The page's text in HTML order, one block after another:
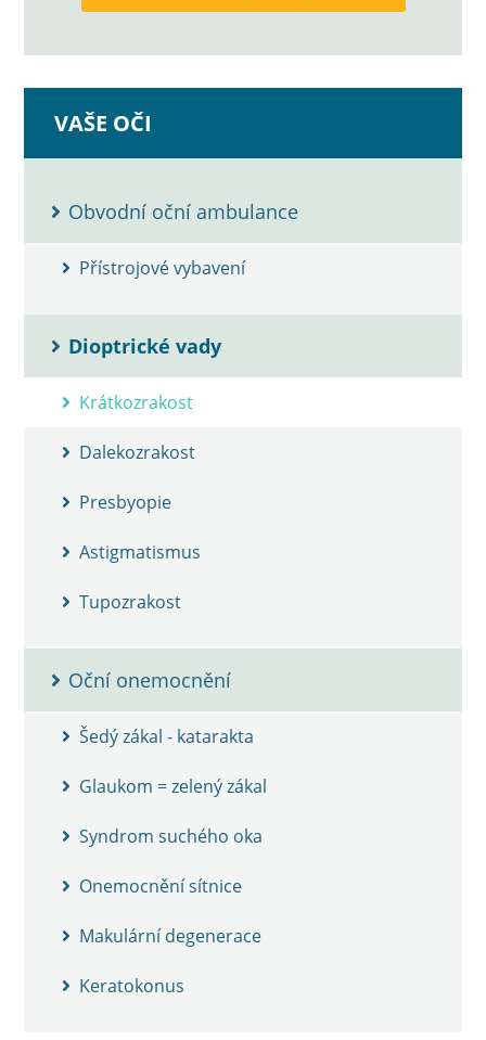
VAŠE OČI
Obvodní oční ambulance
Přístrojové vybavení
Dioptrické vady
Krátkozrakost
Dalekozrakost
Presbyopie
Astigmatismus
Tupozrakost
Oční onemocnění
Šedý zákal - katarakta
Glaukom = zelený zákal
Syndrom suchého oka
Onemocnění sítnice
Makulární degenerace
Keratokonus